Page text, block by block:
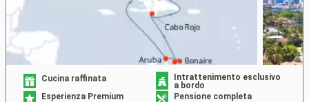
Cucina raffinata
Intrattenimento esclusivo
a bordo
Esperienza Premium
Pensione completa